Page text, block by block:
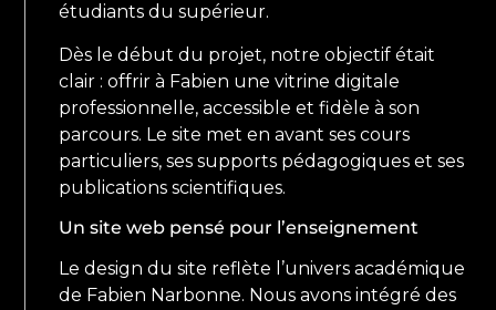
étudiants du supérieur.
Dès le début du projet, notre objectif était
clair : offrir à Fabien une vitrine digitale
professionnelle, accessible et fidèle à son
parcours. Le site met en avant ses cours
particuliers, ses supports pédagogiques et ses
publications scientifiques.
Un site web pensé pour l’enseignement
Le design du site reflète l’univers académique
de Fabien Narbonne. Nous avons intégré des